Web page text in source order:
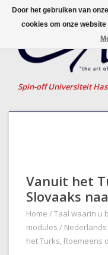
Spin-off Universiteit
Vanuit het
Slovaaks
Home /Taal waarin u
modules / Nederlands
het Turks, Roemeens
Door het gebruiken van
cookies om onze